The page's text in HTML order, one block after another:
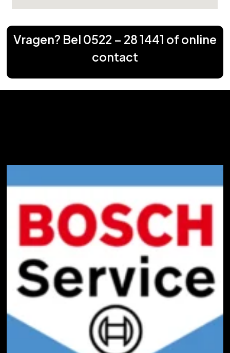
Vragen? Bel 0522 – 28 1441 of online
contact